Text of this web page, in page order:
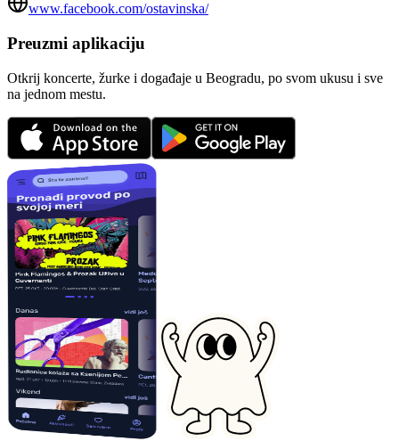
www.facebook.com/ostavinska/
Preuzmi aplikaciju
Otkrij koncerte, žurke i događaje u Beogradu, po svom ukusu i sve
na jednom mestu.